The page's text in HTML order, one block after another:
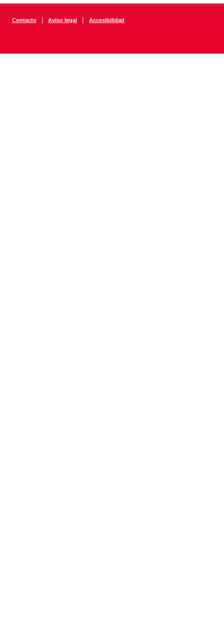
Contacto | Aviso legal | Accesibilidad